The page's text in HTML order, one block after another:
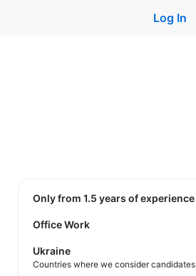
Log In
Only from 1.5 years of experience
Office Work
Ukraine
Countries where we consider candidates